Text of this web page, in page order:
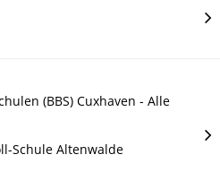
(BBS) Cuxhaven - Alle
Schule Altenwalde